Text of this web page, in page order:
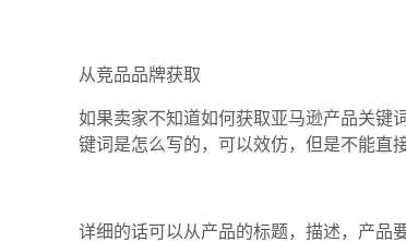
从竞品品牌获取
如果卖家不知道如何获取亚马逊产品关键
键词是怎么写的，可以效仿，但是不能直
详细的话可以从产品的标题，描述，产品